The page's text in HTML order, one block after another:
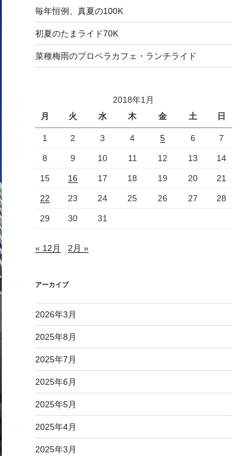
毎年恒例、真夏の100K
初夏のたまライド70K
菜種梅雨のプロペラカフェ・ランチライド
2018年1月
月
火 水 木 金 土 日
1 2 3 4 5 6 7
8 9 10 11 12 13 14
15 16 17 18 19 20 21
22 23 24 25 26 27 28
29 30 31
« 12月 2月 »
アーカイブ
2026年3月
2025年8月
2025年7月
2025年6月
2025年5月
2025年4月
2025年3月